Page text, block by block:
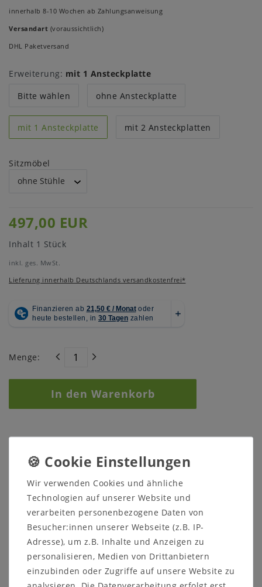
innerhalb 8-10 Wochen ab Zahlungsanweisung
Versandart (voraussichtlich)
DHL Paketversand
Erweiterung: mit 1 Ansteckplatte
Bitte wählen
ohne Ansteckplatte
mit 1 Ansteckplatte mit 2 Ansteckplatten
Sitzmöbel
497,00 EUR
Inhalt 1 Stück
inkl. ges. MwSt.
Lieferung innerhalb Deutschlands versandkostenfrei*
Menge:
In den Warenkorb
Sicher
Schneller
Versand
05321 68599-0
Beschreibung
Wir verwenden Cookies und ähnliche
Technologien auf unserer Website und
verarbeiten personenbezogene Daten von
Besucher:innen unserer Webseite (z.B. IP-
Adresse), um z.B. Inhalte und Anzeigen zu
personalisieren, Medien von Drittanbietern
einzubinden oder Zugriffe auf unsere Website zu